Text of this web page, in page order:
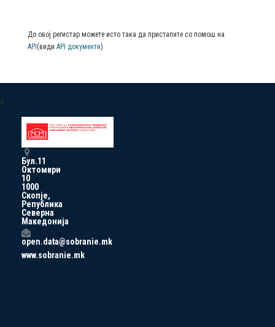
До овој регистар можете исто така да пристапите со помош на
API (види API документи)
a
Бул.11
Октомври
10
1000
Скопје,
Република
Северна
Македонија
open.data@sobranie.mk
www.sobranie.mk